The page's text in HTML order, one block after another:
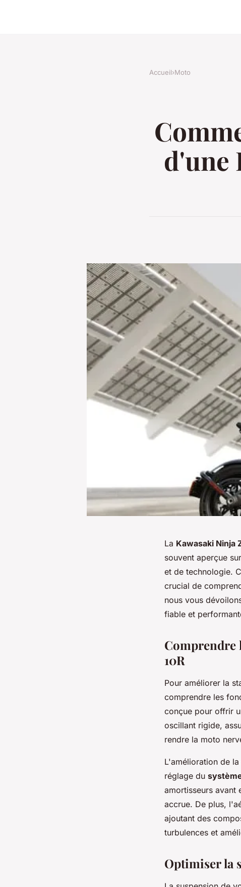
Accueil›Moto
d'une
La Kawasaki Ninja
souvent aperçue
et de technologie.
crucial de
nous vous
fiable et
Comprendre
10R
Pour améliorer la
comprendre les
conçue pour offrir
oscillant rigide,
rendre la moto
L'amélioration de
réglage du
amortisseurs avant
accrue. De plus,
ajoutant des
turbulences et
Optimiser la